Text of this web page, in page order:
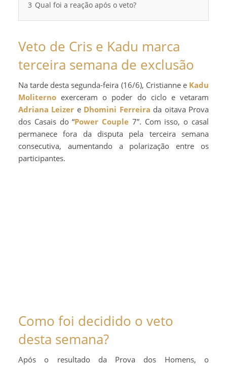
3 Qual foi a reação após o veto?
Veto de Cris e Kadu marca
terceira semana de exclusão
Na tarde desta segunda-feira (16/6), Cristianne e Kadu
Moliterno exerceram o poder do ciclo e vetaram
Adriana Leizer e Dhomini Ferreira da oitava Prova
dos Casais do “Power Couple 7”. Com isso, o casal
permanece fora da disputa pela terceira semana
consecutiva, aumentando a polarização entre os
participantes.
Como foi decidido o veto
desta semana?
Após o resultado da Prova dos Homens, o